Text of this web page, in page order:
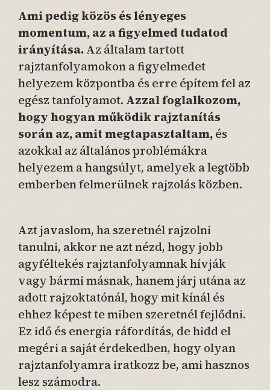
Ami pedig közös és lényeges
momentum, az a figyelmed tudatod
irányítása.Az általam tartott
rajztanfolyamokon a figyelmedet
helyezem központba és erre építem fel az
egész tanfolyamot. Azzal foglalkozom,
hogy hogyan működik rajztanítás
során az, amit megtapasztaltam,és
azokkal az általános problémákra
helyezem a hangsúlyt, amelyek a legtöbb
emberben felmerülnek rajzolás közben.
Azt javaslom, ha szeretnél rajzolni
tanulni, akkor ne azt nézd, hogy jobb
agyféltekés rajztanfolyamnak hívják
vagy bármi másnak, hanem járj utána az
adott rajzoktatónál, hogy mit kínál és
ehhez képest te miben szeretnél fejlődni.
Ez idő és energia ráfordítás, de hidd el
megéri a saját érdekedben, hogy olyan
rajztanfolyamra iratkozz be, ami hasznos
lesz számodra.